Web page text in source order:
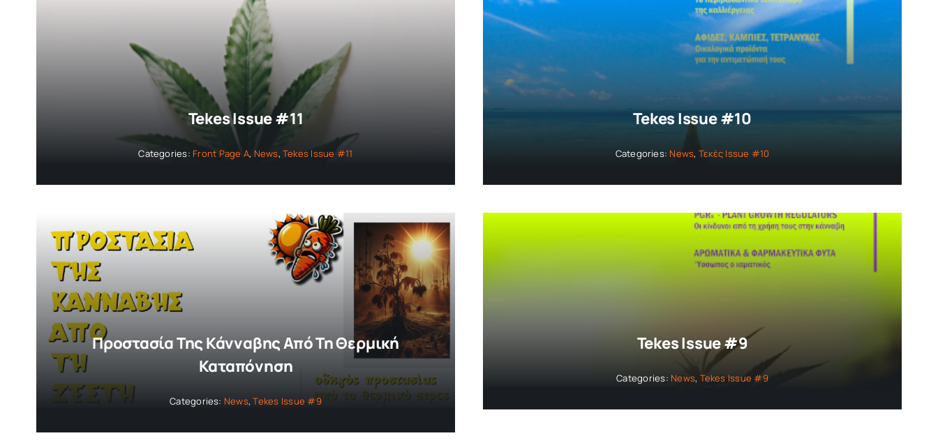
Tekes Issue #11
Categories: Front Page A, News,Tekes Issue #11
Tekes Issue #10
Categories: News, Τεκές Issue #10
Προστασία Της Κάνναβης Από Τη Θερμική
Καταπόνηση
Categories: News,Tekes Issue #9
Tekes Issue #9
Categories: News, Tekes Issue #9